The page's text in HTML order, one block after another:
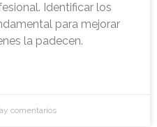
Identificar los
para mejorar
la padecen.
comentarios